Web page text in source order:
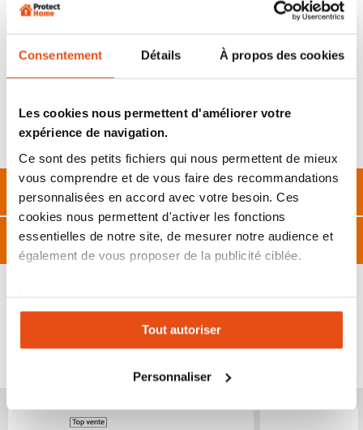
Consentement Détails À propos des cookies
Les cookies nous permettent d'améliorer votre
expérience de navigation.
Ce sont des petits fichiers qui nous permettent de mieux
vous comprendre et de vous faire des recommandations
personnalisées en accord avec votre besoin. Ces
cookies nous permettent d'activer les fonctions
essentielles de notre site, de mesurer notre audience et
également de vous proposer de la publicité ciblée.
expérience personnalisée sur notre site. Vous pouvez
changer votre choix à n'importe quel moment. Refuser
tous les cookies peut limiter certaines fonctionnalités.
Tout autoriser
Personnaliser
Compatible pour l’instant seulement avec la caméra de
Caractéristiques techniques :
-Puissance : 4.2W
-Livré avec : panneau solaire, support de montage, kit de vis,
gabarit de perçage, guide démarrage
Description
Caractéristiques
VOUS POURRIEZ ÉGALEMENT ÊTRE INTÉRESSÉ